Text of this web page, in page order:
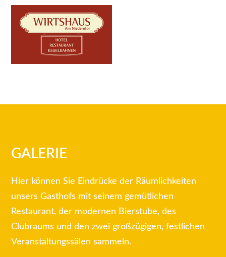
GALERIE
Hier können Sie Eindrücke der Räumlichkeiten
unsers Gasthofs mit seinem gemütlichen
Restaurant, der modernen Bierstube, des
Clubraums und den zwei großzügigen, festlichen
Veranstaltungssälen sammeln.